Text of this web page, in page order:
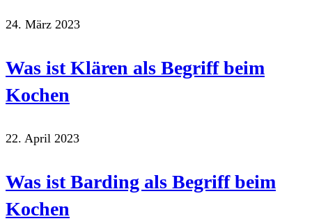
24. März 2023
Was ist Klären als Begriff beim
Kochen
22. April 2023
Was ist Barding als Begriff beim
Kochen